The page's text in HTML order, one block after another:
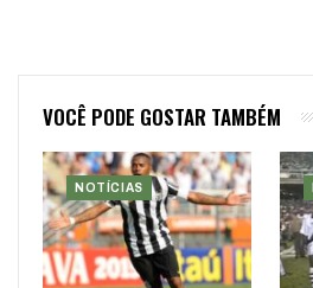
VOCÊ PODE GOSTAR TAMBÉM
NOTÍCIAS